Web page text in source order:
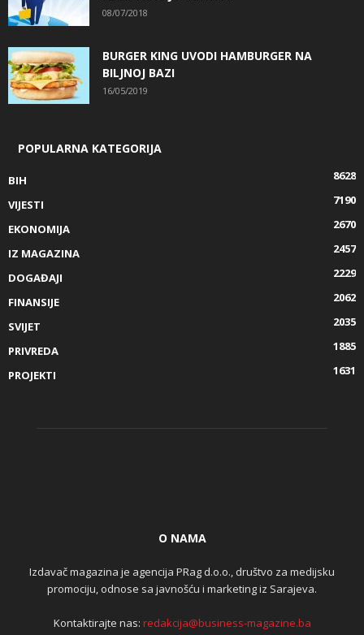
08/07/2018
BURGER KING UVODI HAMBURGER NA
BILJNOJ BAZI
16/05/2019
POPULARNA KATEGORIJA
BIH
8628
VIJESTI
7190
EKONOMIJA
2670
IZ MAGAZINA
2457
DOGAĐAJI
2229
FINANSIJE
2062
SVIJET
2035
PRIVREDA
1885
PROJEKTI
1631
O NAMA
Izdavač magazina je agencija PRag d.o.o., društvo za medijsku
promociju, odnose sa javnošću i marketing iz Sarajeva.
Kontaktirajte nas: redakcija@business-magazine.ba